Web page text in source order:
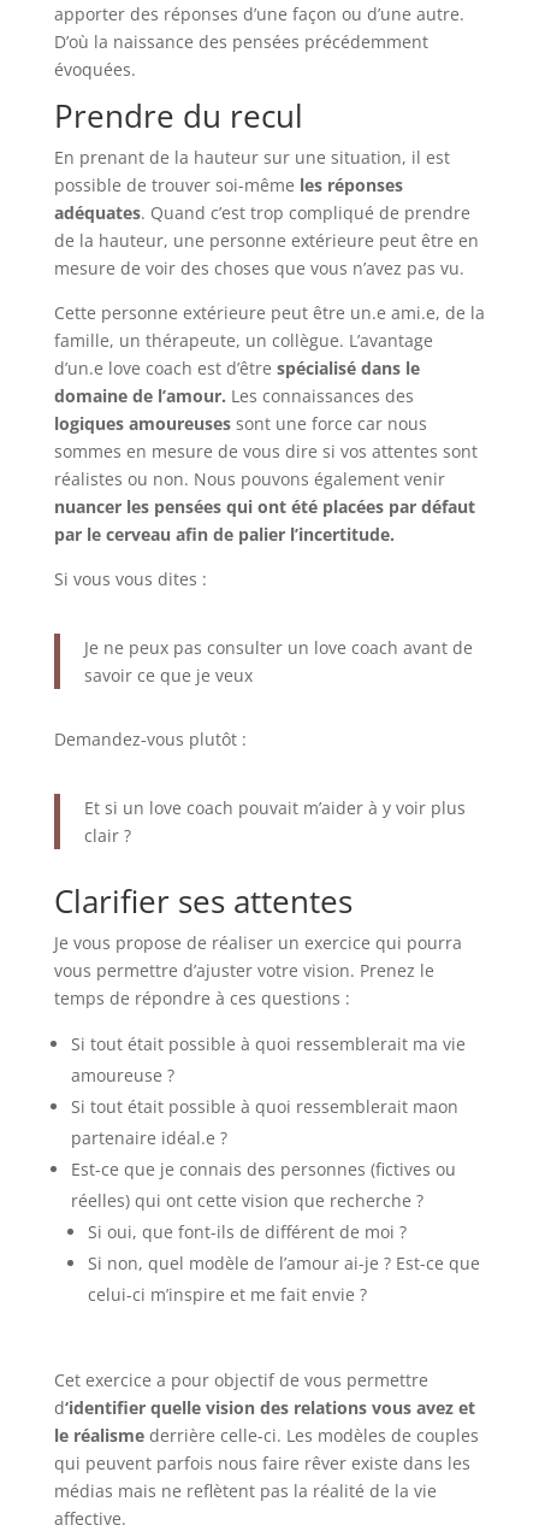
apporter des réponses d’une façon ou d’une autre.
D’où la naissance des pensées précédemment
évoquées.
Prendre du recul
En prenant de la hauteur sur une situation, il est
possible de trouver soi-même les réponses
adéquates. Quand c’est trop compliqué de prendre
de la hauteur, une personne extérieure peut être en
mesure de voir des choses que vous n’avez pas vu.
Cette personne extérieure peut être un.e ami.e, de la
famille, un thérapeute, un collègue. L’avantage
d’un.e love coach est d’être spécialisé dans le
domaine de l’amour. Les connaissances des
logiques amoureusessont une force car nous
sommes en mesure de vous dire si vos attentes sont
réalistes ou non. Nous pouvons également venir
nuancer les pensées qui ont été placées par défaut
par le cerveau afin de palier l’incertitude.
Si vous vous dites :
Je ne peux pas consulter un love coach avant de
savoir ce que je veux
Demandez-vous plutôt :
Et si un love coach pouvait m’aider à y voir plus
clair ?
Clarifier ses attentes
Je vous propose de réaliser un exercice qui pourra
vous permettre d’ajuster votre vision. Prenez le
temps de répondre à ces questions :
Si tout était possible à quoi ressemblerait ma vie
amoureuse ?
Si tout était possible à quoi ressemblerait maon
partenaire idéal.e ?
Est-ce que je connais des personnes (fictives ou
réelles) qui ont cette vision que recherche ?
Si oui, que font-ils de différent de moi ?
Si non, quel modèle de l’amour ai-je ? Est-ce que
celui-ci m’inspire et me fait envie ?
Cet exercice a pour objectif de vous permettre
d‘identifier quelle vision des relations vous avez et
le réalismederrière celle-ci. Les modèles de couples
qui peuvent parfois nous faire rêver existe dans les
médias mais ne reflètent pas la réalité de la vie
affective.